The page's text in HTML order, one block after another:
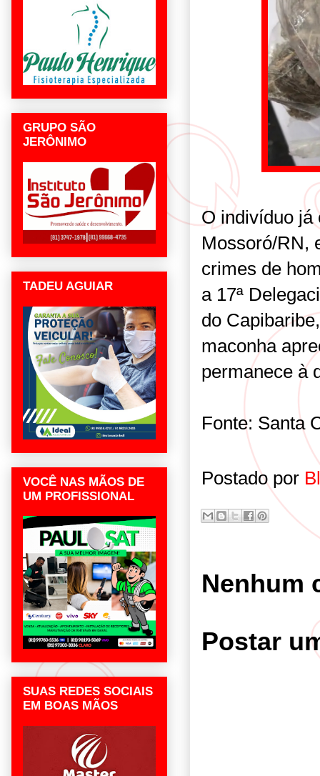
O indivíduo já
Mossoró/RN,
crimes de
a 17ª
do
maconha
permanece à
Fonte: Santa
Postado por
Nenhum
Postar
GRUPO SÃO
JERÔNIMO
TADEU AGUIAR
VOCÊ NAS MÃOS DE
UM PROFISSIONAL
SUAS REDES SOCIAIS
EM BOAS MÃOS